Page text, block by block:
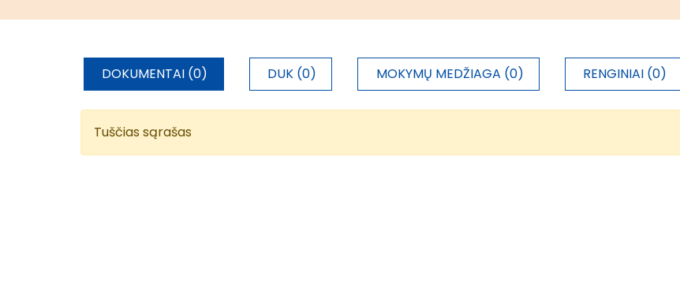
DOKUMENTAI (0) DUK (0) MOKYMŲ MEDŽIAGA (0) RENGINIAI (0)
Tuščias sąrašas